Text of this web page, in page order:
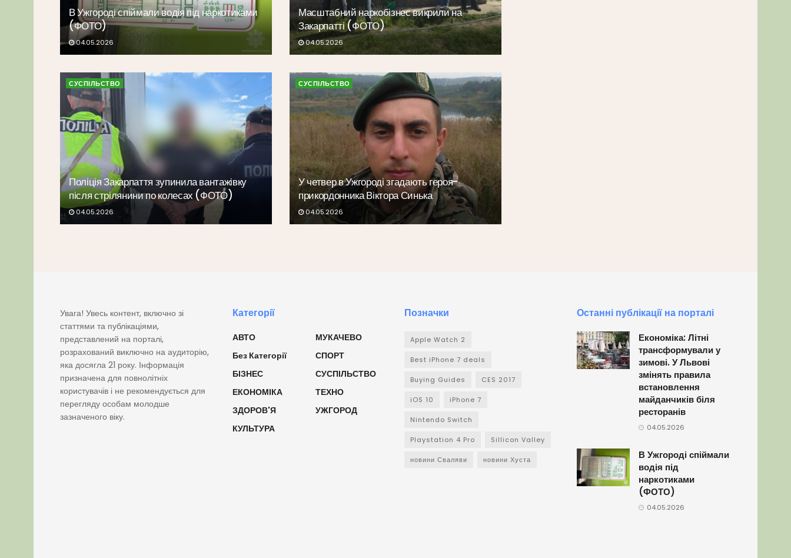
В Ужгороді спіймали водія під наркотиками
(ФОТО)
04.05.2026
Масштабний наркобізнес викрили на
Закарпатті (ФОТО)
04.05.2026
СУСПІЛЬСТВО
Поліція Закарпаття зупинила вантажівку
після стрілянини по колесах (ФОТО)
04.05.2026
СУСПІЛЬСТВО
У четвер в Ужгороді згадають героя-
прикордонника Віктора Синька
04.05.2026
Увага! Увесь контент, включно зі
статтями та публікаціями,
представлений на порталі,
розрахований виключно на аудиторію,
яка досягла 21 року. Інформація
призначена для повнолітніх
користувачів і не рекомендується для
перегляду особам молодше
зазначеного віку.
Категорії
АВТО
Без Категорії
БІЗНЕС
ЕКОНОМІКА
ЗДОРОВ'Я
КУЛЬТУРА
МУКАЧЕВО
СПОРТ
СУСПІЛЬСТВО
ТЕХНО
УЖГОРОД
Позначки
Apple Watch 2
Best iPhone 7 deals
Buying Guides CES 2017
iOS 10 iPhone 7
Nintendo Switch
Playstation 4 Pro Sillicon Valley
новини Сваляви новини Хуста
Останні публікації на порталі
Економіка: Літні
трансформували у
зимові. У Львові
змінять правила
встановлення
майданчиків біля
ресторанів
04.05.2026
В Ужгороді спіймали
водія під
наркотиками
(ФОТО)
04.05.2026